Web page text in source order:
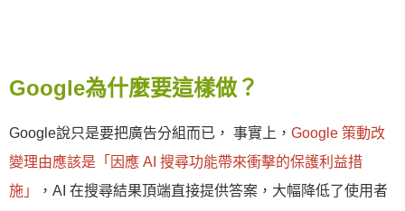
Google為什麼要這樣做？
Google說只是要把廣告分組而已， 事實上， Google 策動改
變理由應該是「因應 AI 搜尋功能帶來衝擊的保護利益措
施」
，AI 在搜尋結果頂端直接提供答案，大幅降低了使用者